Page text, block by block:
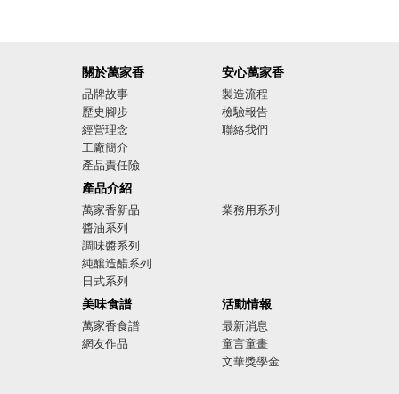
關於萬家香
品牌故事
歷史腳步
經營理念
工廠簡介
產品責任險
廣告影音
產品介紹
萬家香新品
醬油系列
調味醬系列
純釀造醋系列
日式系列
業務用系列
美味食譜
萬家香食譜
網友作品
安心萬家香
製造流程
檢驗報告
聯絡我們
活動情報
最新消息
童言童畫
文華獎學金